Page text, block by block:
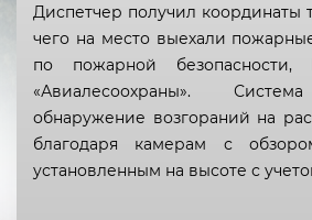
Диспетчер получил координаты
чего на место выехали
по пожарной
«Авиалесоохраны».
обнаружение возгораний на
благодаря камерам с
установленным на высоте с
Республика
Республика Бурятия
Республика Дагестан
Республика Ингушетия